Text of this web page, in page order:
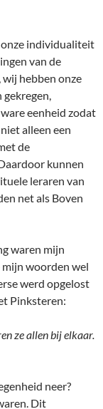
individualiteit
van de
hebben onze
eenheid zodat
alleen een
de
kunnen
leraren van
net als Boven
waren mijn
mijn woorden wel
werd opgelost
Pinksteren:
ze allen bij elkaar.
neer?
Dit